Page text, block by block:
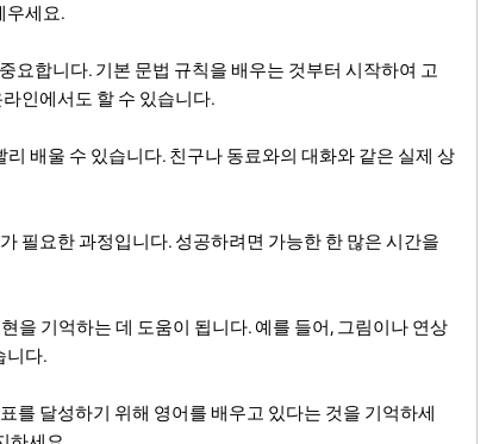
우세요.
요합니다. 기본 문법 규칙을 배우는 것부터 시작하여 고
인에서도 할 수 있습니다.
배울 수 있습니다. 친구나 동료와의 대화와 같은 실제 상
필요한 과정입니다. 성공하려면 가능한 한 많은 시간을
을 기억하는 데 도움이 됩니다. 예를 들어, 그림이나 연상
니다.
를 달성하기 위해 영어를 배우고 있다는 것을 기억하세